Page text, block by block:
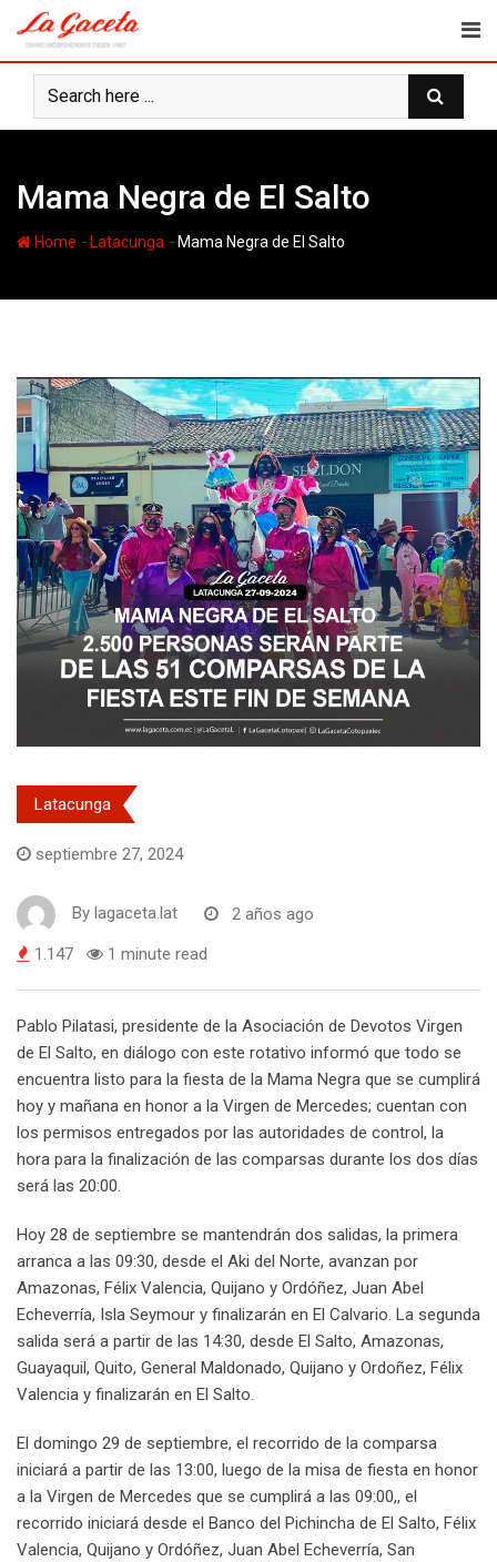
content
Mama Negra de El Salto
Home - Latacunga - Mama Negra de El Salto
Latacunga
septiembre 27, 2024
By lagaceta.lat 2 años ago
1.147 1 minute read
Pablo Pilatasi, presidente de la Asociación de Devotos Virgen
de El Salto, en diálogo con este rotativo informó que todo se
encuentra listo para la fiesta de la Mama Negra que se cumplirá
hoy y mañana en honor a la Virgen de Mercedes; cuentan con
los permisos entregados por las autoridades de control, la
hora para la finalización de las comparsas durante los dos días
será las 20:00.
Hoy 28 de septiembre se mantendrán dos salidas, la primera
arranca a las 09:30, desde el Aki del Norte, avanzan por
Amazonas, Félix Valencia, Quijano y Ordóñez, Juan Abel
Echeverría, Isla Seymour y finalizarán en El Calvario. La segunda
salida será a partir de las 14:30, desde El Salto, Amazonas,
Guayaquil, Quito, General Maldonado, Quijano y Ordoñez, Félix
Valencia y finalizarán en El Salto.
El domingo 29 de septiembre, el recorrido de la comparsa
iniciará a partir de las 13:00, luego de la misa de fiesta en honor
a la Virgen de Mercedes que se cumplirá a las 09:00,, el
recorrido iniciará desde el Banco del Pichincha de El Salto, Félix
Valencia, Quijano y Ordóñez, Juan Abel Echeverría, San